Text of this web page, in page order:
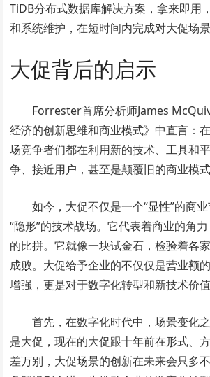
TiDB分布式数据库解决方案，拿来即用
和系统维护，在短时间内完成对大促场景
大促背后的启示
Forrester首席分析师James
经济的创新思维和商业模式》中直言：
场竞争者们都在利用新的技术、工具和
争、接近用户，甚至是颠覆旧的商业模式
如今，大促不仅是一个“显性”的商
“隐形”的技术战场。它代表着商业的角
的比拼。它就像一块试金石，检验着各
成败。大促给予企业的不仅仅是营业额
增强，更是对于数字化转型和新技术价值
首先，在数字化时代中，场景变化
是大促，现在的大促跟十年前在形式、
差万别，大促场景的创新在未来会只多